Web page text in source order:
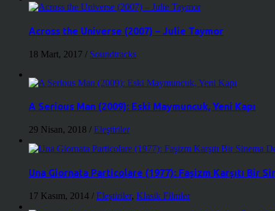
Across the Universe (2007) – Julie Taymor
18 Mart, 2017 / Soundtracks
A Serious Man (2009): Eski Maymuncuk, Yeni Kapı
29 Nisan, 2018 / Eleştiriler
Una Giornata Particolare (1977): Faşizm Karşıtı Bir
17 Kasım, 2014 / Eleştiriler, Klasik Filmler